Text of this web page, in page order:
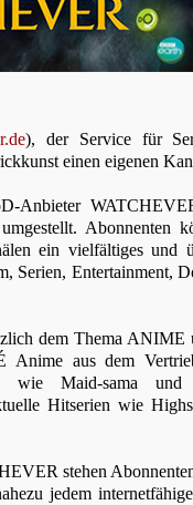
), der Service für
einen eigenen
Anbieter
Abonnenten
ein vielfältiges und
Serien, Entertainment,
dem Thema ANIME
Anime aus dem
wie Maid-sama
Hitserien wie
stehen
jedem